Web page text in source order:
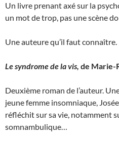
Un livre prenant axé sur la
un mot de trop, pas une scène
Une auteure qu’il faut connaître.
Le syndrome de la vis, de Marie-
Deuxième roman de l’auteur.
jeune femme insomniaque,
réfléchit sur sa vie, notamment
somnambulique…